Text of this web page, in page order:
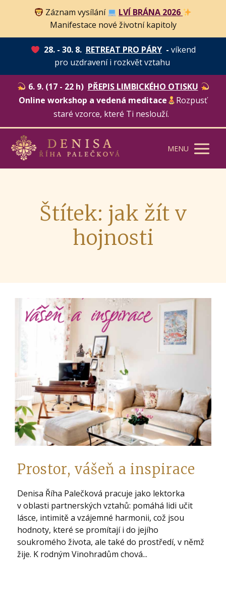
Záznam vysílání
LVÍ BRÁNA 2026
Manifestace nové životní kapitoly
28. - 30. 8. RETREAT PRO PÁRY- víkend
pro uzdravení i rozkvět vztahu
6. 9. (17 - 22 h) PŘEPIS LIMBICKÉHO OTISKU
Online workshop a vedená meditace
Rozpusť
staré vzorce, které Ti neslouží.
MENU
Štítek: jak žít v
hojnosti
Prostor, vášeň a inspirace
Denisa Říha Palečková pracuje jako lektorka
v oblasti partnerských vztahů: pomáhá lidi učit
lásce, intimitě a vzájemné harmonii, což jsou
hodnoty, které se promítají i do jejího
soukromého života, ale také do prostředí, v němž
žije. K rodným Vinohradům chová...